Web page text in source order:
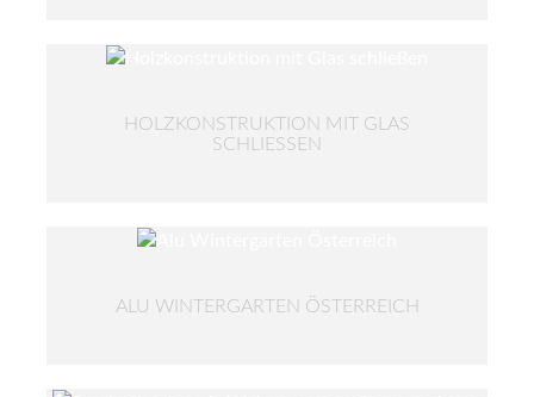
HOLZKONSTRUKTION MIT GLAS
SCHLIESSEN
ALU WINTERGARTEN ÖSTERREICH